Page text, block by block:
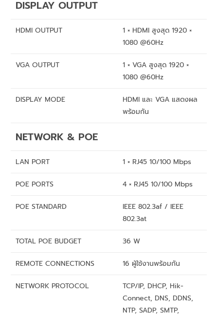
DISPLAY OUTPUT
HDMI OUTPUT
1 × HDMI สูงสุด 1920 ×
1080 @60Hz
VGA OUTPUT
1 × VGA สูงสุด 1920 ×
1080 @60Hz
DISPLAY MODE
HDMI และ VGA แสดงผล
พร้อมกัน
NETWORK & POE
LAN PORT 1 × RJ45 10/100 Mbps
POE PORTS 4 × RJ45 10/100 Mbps
POE STANDARD
IEEE 802.3af / IEEE
802.3at
TOTAL POE BUDGET 36 W
REMOTE CONNECTIONS 16 ผู้ใช้งานพร้อมกัน
NETWORK PROTOCOL
TCP/IP, DHCP, Hik-
Connect, DNS, DDNS,
NTP, SADP, SMTP,